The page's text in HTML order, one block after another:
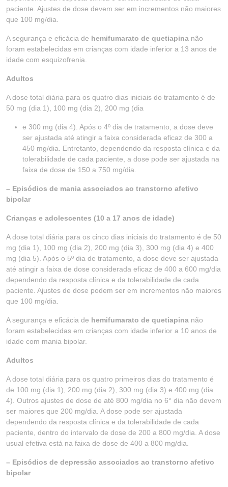
paciente. Ajustes de dose devem ser em incrementos não maiores
que 100 mg/dia.
A segurança e eficácia de hemifumarato de quetiapina não
foram estabelecidas em crianças com idade inferior a 13 anos de
idade com esquizofrenia.
Adultos
A dose total diária para os quatro dias iniciais do tratamento é de
50 mg (dia 1), 100 mg (dia 2), 200 mg (dia
e 300 mg (dia 4). Após o 4º dia de tratamento, a dose deve
ser ajustada até atingir a faixa considerada eficaz de 300 a
450 mg/dia. Entretanto, dependendo da resposta clínica e da
tolerabilidade de cada paciente, a dose pode ser ajustada na
faixa de dose de 150 a 750 mg/dia.
– Episódios de mania associados ao transtorno afetivo
bipolar
Crianças e adolescentes (10 a 17 anos de idade)
A dose total diária para os cinco dias iniciais do tratamento é de 50
mg (dia 1), 100 mg (dia 2), 200 mg (dia 3), 300 mg (dia 4) e 400
mg (dia 5). Após o 5º dia de tratamento, a dose deve ser ajustada
até atingir a faixa de dose considerada eficaz de 400 a 600 mg/dia
dependendo da resposta clínica e da tolerabilidade de cada
paciente. Ajustes de dose podem ser em incrementos não maiores
que 100 mg/dia.
A segurança e eficácia de hemifumarato de quetiapina não
foram estabelecidas em crianças com idade inferior a 10 anos de
idade com mania bipolar.
Adultos
A dose total diária para os quatro primeiros dias do tratamento é
de 100 mg (dia 1), 200 mg (dia 2), 300 mg (dia 3) e 400 mg (dia
4). Outros ajustes de dose de até 800 mg/dia no 6° dia não devem
ser maiores que 200 mg/dia. A dose pode ser ajustada
dependendo da resposta clínica e da tolerabilidade de cada
paciente, dentro do intervalo de dose de 200 a 800 mg/dia. A dose
usual efetiva está na faixa de dose de 400 a 800 mg/dia.
– Episódios de depressão associados ao transtorno afetivo
bipolar